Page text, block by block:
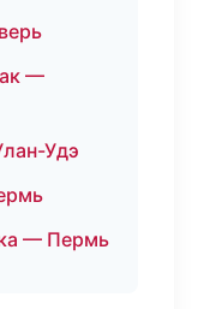
—
Удэ
— Пермь